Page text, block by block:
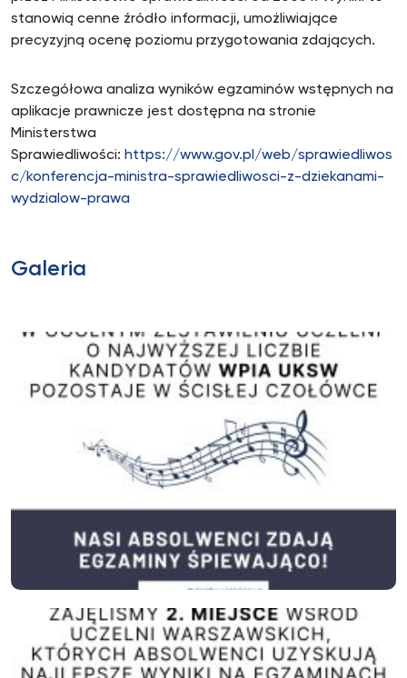
stanowią cenne źródło informacji, umożliwiające
precyzyjną ocenę poziomu przygotowania zdających.
Szczegółowa analiza wyników egzaminów wstępnych na
aplikacje prawnicze jest dostępna na stronie
Ministerstwa
Sprawiedliwości: https://www.gov.pl/web/sprawiedliwos
c/konferencja-ministra-sprawiedliwosci-z-dziekanami-
wydzialow-prawa
Galeria